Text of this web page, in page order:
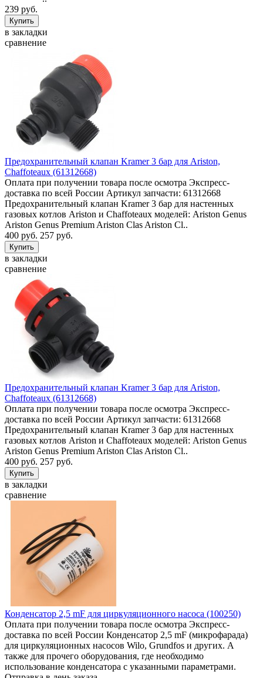
239 руб.
в закладки
сравнение
Предохранительный клапан Kramer 3 бар для Ariston,
Chaffoteaux (61312668)
Оплата при получении товара после осмотра Экспресс-
доставка по всей России Артикул запчасти: 61312668
Предохранительный клапан Kramer 3 бар для настенных
газовых котлов Ariston и Chaffoteaux моделей: Ariston Genus
Ariston Genus Premium Ariston Clas Ariston Cl..
400 руб. 257 руб.
в закладки
сравнение
Предохранительный клапан Kramer 3 бар для Ariston,
Chaffoteaux (61312668)
Оплата при получении товара после осмотра Экспресс-
доставка по всей России Артикул запчасти: 61312668
Предохранительный клапан Kramer 3 бар для настенных
газовых котлов Ariston и Chaffoteaux моделей: Ariston Genus
Ariston Genus Premium Ariston Clas Ariston Cl..
400 руб. 257 руб.
в закладки
сравнение
Конденсатор 2,5 mF для циркуляционного насоса (100250)
Оплата при получении товара после осмотра Экспресс-
доставка по всей России Конденсатор 2,5 mF (микрофарада)
для циркуляционных насосов Wilo, Grundfos и других. А
также для прочего оборудования, где необходимо
использование конденсатора с указанными параметрами.